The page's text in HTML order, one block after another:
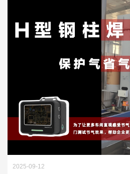
2025-09-12